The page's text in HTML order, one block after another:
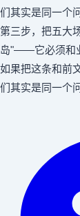
们其实是同一个
第三步，把五大
岛"——它必须和
如果把这条和前
们其实是同一个